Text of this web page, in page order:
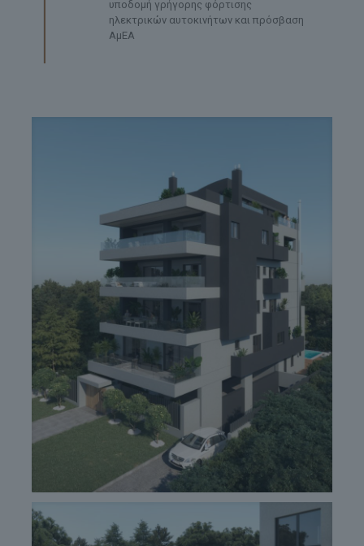
υποδομή γρήγορης φόρτισης
ηλεκτρικών αυτοκινήτων και πρόσβαση
ΑμΕΑ